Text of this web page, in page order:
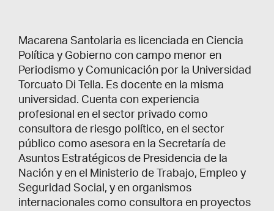
Macarena Santolaria es licenciada en Ciencia
Política y Gobierno con campo menor en
Periodismo y Comunicación por la Universidad
Torcuato Di Tella. Es docente en la misma
universidad. Cuenta con experiencia
profesional en el sector privado como
consultora de riesgo político, en el sector
público como asesora en la Secretaría de
Asuntos Estratégicos de Presidencia de la
Nación y en el Ministerio de Trabajo, Empleo y
Seguridad Social, y en organismos
internacionales como consultora en proyectos